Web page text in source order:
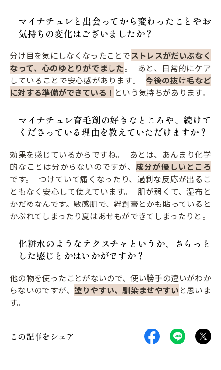
マイナチュレと出会ってから変わったことやお
気持ちの変化はございましたか？
分け目を気にしなくなったことでストレスがだいぶなく
なって、心のゆとりがでました。 あと、日常的にケア
していることで安心感があります。 今後の抜け毛など
に対する準備ができている！ という気持ちがあります。
マイナチュレ育毛剤の好きなところや、続けて
くださっている理由を教えていただけますか？
効果を感じているからですね。 あとは、あんまり化学
的なことは分からないのですが、 成分が優しいところ
です。 つけていて痛くなったり、過剰な反応が出るこ
ともなく安心して使えています。 肌が弱くて、湿布と
かだめなんです。敏感肌で、絆創膏とかも貼っていると
かぶれてしまったり夏はあせもができてしまったりと。
化粧水のようなテクスチャというか、さらっと
した感じとかはいかがですか？
他の物を使ったことがないので、使い勝手の違いがわか
らないのですが、 塗りやすい、馴染ませやすい と思いま
す。
この記事をシェア